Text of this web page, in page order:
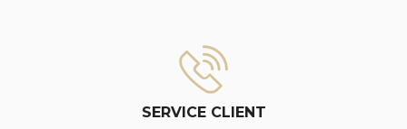
SERVICE CLIENT